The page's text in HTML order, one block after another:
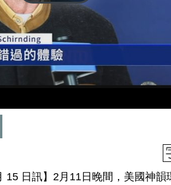
15 日訊】2月11日晚間，美國神